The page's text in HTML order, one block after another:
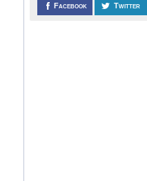
Facebook Twitter